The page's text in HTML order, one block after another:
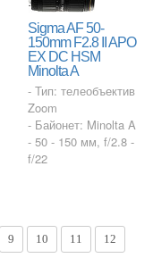
Sigma AF 50-
150mm F2.8 II APO
EX DC HSM
Minolta A
- Тип: телеобъектив
Zoom
- Байонет: Minolta A
- 50 - 150 мм, f/2.8 -
f/22
9 10 11
12